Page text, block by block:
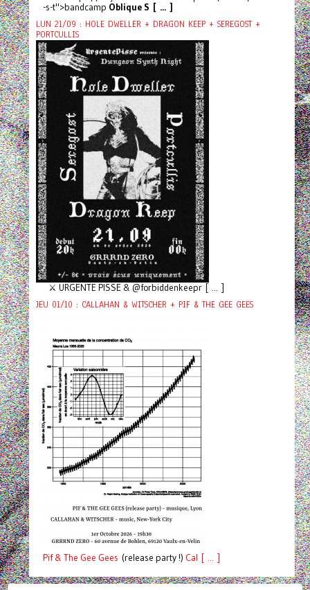
-s-t">bandcamp Oblique S [ ... ]
LUN 21/09 : HOLE DWELLER + DRAGON KEEP + SEREGOST +
PORTCULLIS
⚔️ URGENTE PISSE & @forbiddenkeepr [ ... ]
JEU 01/10 : CALLAHAN & WITSCHER + PIF & THE GEE GEES
Pif& The Gee Gees (release party !) Cal [ ... ]